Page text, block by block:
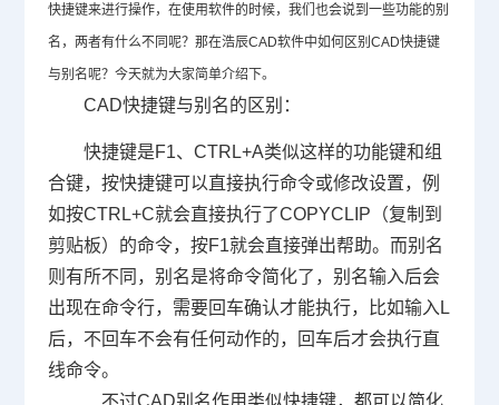
快捷键来进行操作，在使用软件的时候，我们也会说到一些功能的别
名，两者有什么不同呢？那在浩辰CAD软件中如何区别 CAD快捷键
与别名呢？今天就为大家简单介绍下。
CAD快捷键与别名的区别：
快捷键是F1、 CTRL+A类似这样的功能键和组
合键，按快捷键可以直接执行命令或修改设置，例
如按CTRL+C就会直接执行了COPYCLIP （复制到
剪贴板）的命令，按F1就会直接弹出帮助。而别名
则有所不同，别名是将命令简化了，别名输入后会
出现在命令行，需要回车确认才能执行，比如输入L
后，不回车不会有任何动作的，回车后才会执行直
线命令。